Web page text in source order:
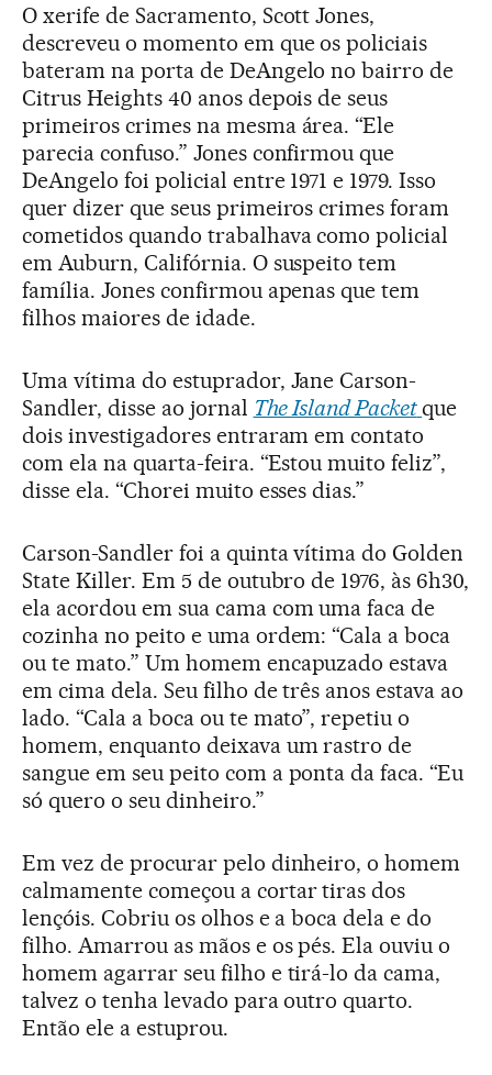
O xerife de Sacramento, Scott Jones,
descreveu o momento em que os policiais
bateram na porta de DeAngelo no bairro de
Citrus Heights 40 anos depois de seus
primeiros crimes na mesma área. “Ele
parecia confuso.” Jones confirmou que
DeAngelo foi policial entre 1971 e 1979. Isso
quer dizer que seus primeiros crimes foram
cometidos quando trabalhava como policial
em Auburn, Califórnia. O suspeito tem
família. Jones confirmou apenas que tem
filhos maiores de idade.
Uma vítima do estuprador, Jane Carson-
Sandler, disse ao jornal The Island Packet que
dois investigadores entraram em contato
com ela na quarta-feira. “Estou muito feliz”,
disse ela. “Chorei muito esses dias.”
Carson-Sandler foi a quinta vítima do Golden
State Killer. Em 5 de outubro de 1976, às 6h30,
ela acordou em sua cama com uma faca de
cozinha no peito e uma ordem: “Cala a boca
ou te mato.” Um homem encapuzado estava
em cima dela. Seu filho de três anos estava ao
lado. “Cala a boca ou te mato”, repetiu o
homem, enquanto deixava um rastro de
sangue em seu peito com a ponta da faca. “Eu
só quero o seu dinheiro.”
Em vez de procurar pelo dinheiro, o homem
calmamente começou a cortar tiras dos
lençóis. Cobriu os olhos e a boca dela e do
filho. Amarrou as mãos e os pés. Ela ouviu o
homem agarrar seu filho e tirá-lo da cama,
talvez o tenha levado para outro quarto.
Então ele a estuprou.